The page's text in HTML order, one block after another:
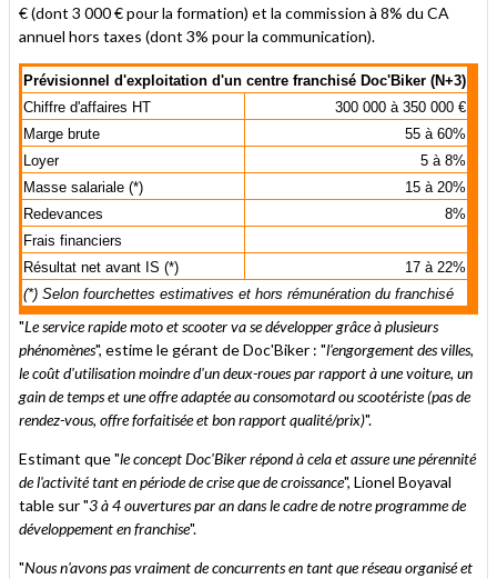
€ (dont 3 000 € pour la formation) et la commission à 8% du CA
annuel hors taxes (dont 3% pour la communication).
Prévisionnel d'exploitation d'un centre franchisé Doc'Biker (N+3)
Chiffre d'affaires HT
300 000 à 350 000 €
Marge brute
55 à 60%
Loyer
5 à 8%
Masse salariale (*)
15 à 20%
Redevances
8%
Frais financiers
Résultat net avant IS (*)
17 à 22%
(*) Selon fourchettes estimatives et hors rémunération du franchisé
"Le service rapide moto et scooter va se développer grâce à plusieurs
phénomènes", estime le gérant de Doc'Biker : "l'engorgement des villes,
le coût d'utilisation moindre d'un deux-roues par rapport à une voiture, un
gain de temps et une offre adaptée au consomotard ou scootériste (pas de
rendez-vous, offre forfaitisée et bon rapport qualité/prix)".
Estimant que "le concept Doc'Biker répond à cela et assure une pérennité
de l'activité tant en période de crise que de croissance", Lionel Boyaval
table sur "3 à 4 ouvertures par an dans le cadre de notre programme de
développement en franchise".
"Nous n'avons pas vraiment de concurrents en tant que réseau organisé et